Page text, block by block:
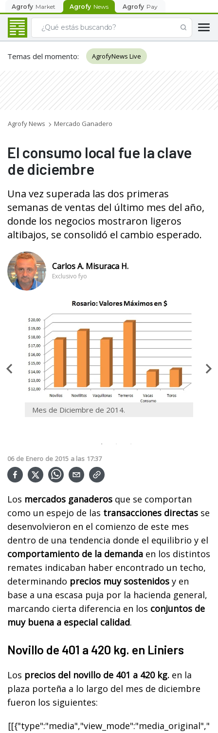
Agrofy Market Agrofy News Agrofy Pay
Temas del momento: AgrofyNews Live
Agrofy News Mercado Ganadero
El consumo local fue la clave
de diciembre
Una vez superada las dos primeras
semanas de ventas del último mes del año,
donde los negocios mostraron ligeros
altibajos, se consolidó el cambio esperado.
Carlos A. Misuraca H.
Exclusivo fyo
Mes de Diciembre de 2014.
06 de Enero de 2015 a las 17:37
Los mercados ganaderos que se comportan
como un espejo de las transacciones directas se
desenvolvieron en el comienzo de este mes
dentro de una tendencia donde el equilibrio y el
comportamiento de la demanda en los distintos
remates indicaban haber encontrado un techo,
determinando precios muy sostenidos y en
base a una escasa puja por la hacienda general,
marcando cierta diferencia en los conjuntos de
muy buena a especial calidad.
Novillo de 401 a 420 kg. en Liniers
Los precios del novillo de 401 a 420 kg. en la
plaza porteña a lo largo del mes de diciembre
fueron los siguientes:
[[{"type":"media","view_mode":"media_original","